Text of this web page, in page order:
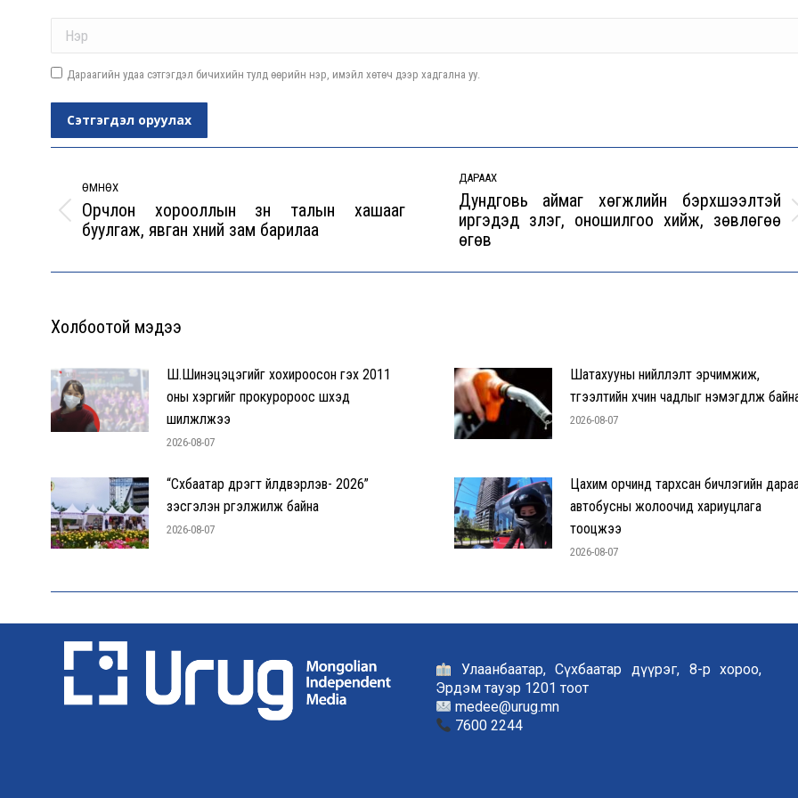
Дараагийн удаа сэтгэгдэл бичихийн тулд өөрийн нэр, имэйл хөтөч дээр хадгална уу.
Сэтгэгдэл оруулах
navigation
ӨМНӨХ
Previous
post:
Орчлон хорооллын зүүн талын хашааг
буулгаж, явган хүний зам барилаа
ДАРААХ
Next
post:
Дундговь аймаг хөгжлийн бэрхшээлтэй
иргэдэд үзлэг, оношилгоо хийж, зөвлөгөө
өгөв
Холбоотой мэдээ
Ш.Шинэцэцэгийг хохироосон гэх 2011
оны хэргийг прокуророос шүүхэд
шилжүүлжээ
2026-08-07
Шатахууны нийлүүлэлт эрчимжиж,
түгээлтийн хүчин чадлыг нэмэгдүүлж
2026-08-07
“Сүхбаатар дүүрэгт үйлдвэрлэв- 2026”
үзэсгэлэн үргэлжилж байна
2026-08-07
Цахим орчинд тархсан бичлэгийн
автобусны жолоочид хариуцлага
тооцжээ
2026-08-07
Улаанбаатар, Сүхбаатар дүүрэг, 8-р хороо,
Эрдэм тауэр 1201 тоот
medee@urug.mn
7600 2244